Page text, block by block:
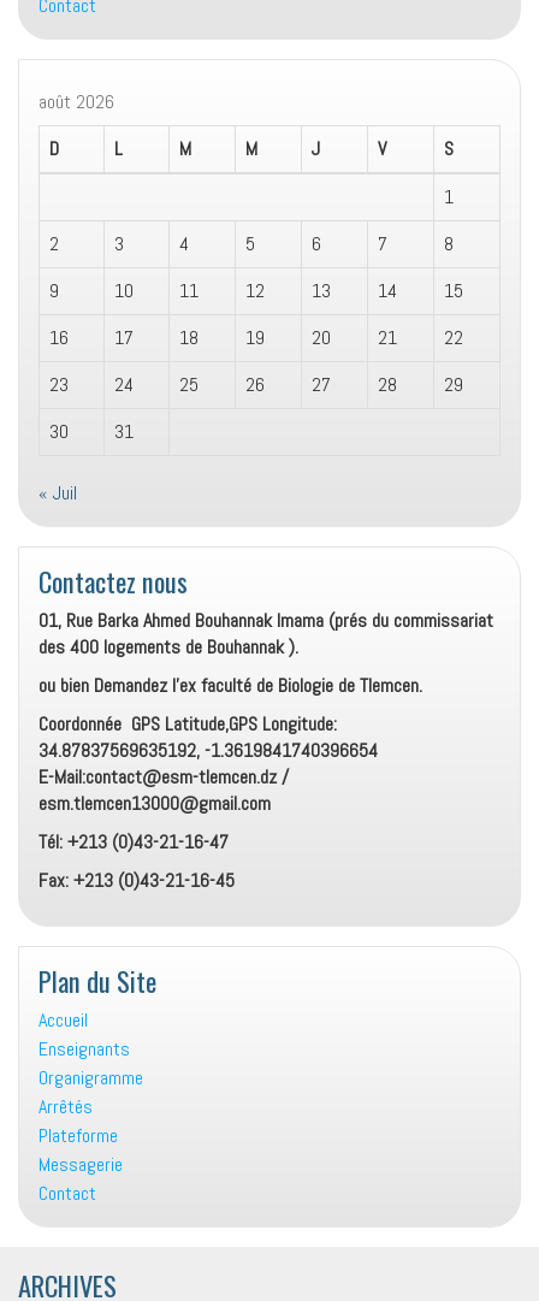
Contact
août 2026
D
L M M J V
S
1
2
3 4 5 6 7
8
9
10 11 12 13 14
15
16
17 18 19 20 21
22
23
24 25 26 27 28
29
30
31
« Juil
Contactez nous
01, Rue Barka Ahmed Bouhannak Imama (prés du commissariat
des 400 logements de Bouhannak ).
ou bien Demandez l’ex faculté de Biologie de Tlemcen.
Coordonnée GPS Latitude,GPS Longitude:
34.87837569635192, -1.3619841740396654
E-Mail:contact@esm-tlemcen.dz /
esm.tlemcen13000@gmail.com
Tél: +213 (0)43-21-16-47
Fax: +213 (0)43-21-16-45
Plan du Site
Accueil
Enseignants
Organigramme
Arrêtés
Plateforme
Messagerie
Contact
ARCHIVES